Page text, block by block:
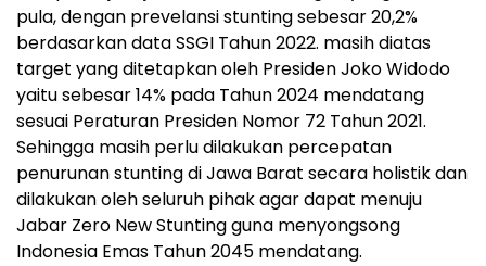
pula, dengan prevelansi stunting sebesar 20,2%
berdasarkan data SSGI Tahun 2022. masih diatas
target yang ditetapkan oleh Presiden Joko Widodo
yaitu sebesar 14% pada Tahun 2024 mendatang
sesuai Peraturan Presiden Nomor 72 Tahun 2021.
Sehingga masih perlu dilakukan percepatan
penurunan stunting di Jawa Barat secara holistik dan
dilakukan oleh seluruh pihak agar dapat menuju
Jabar Zero New Stunting guna menyongsong
Indonesia Emas Tahun 2045 mendatang.